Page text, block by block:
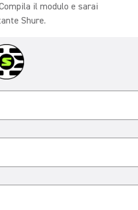
il modulo e sarai
Shure.